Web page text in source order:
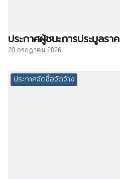
ประกาศผู้ชนะการประมูลรา
20 กรกฎาคม 2026
ประกาศจัดซื้อจัดจ้าง